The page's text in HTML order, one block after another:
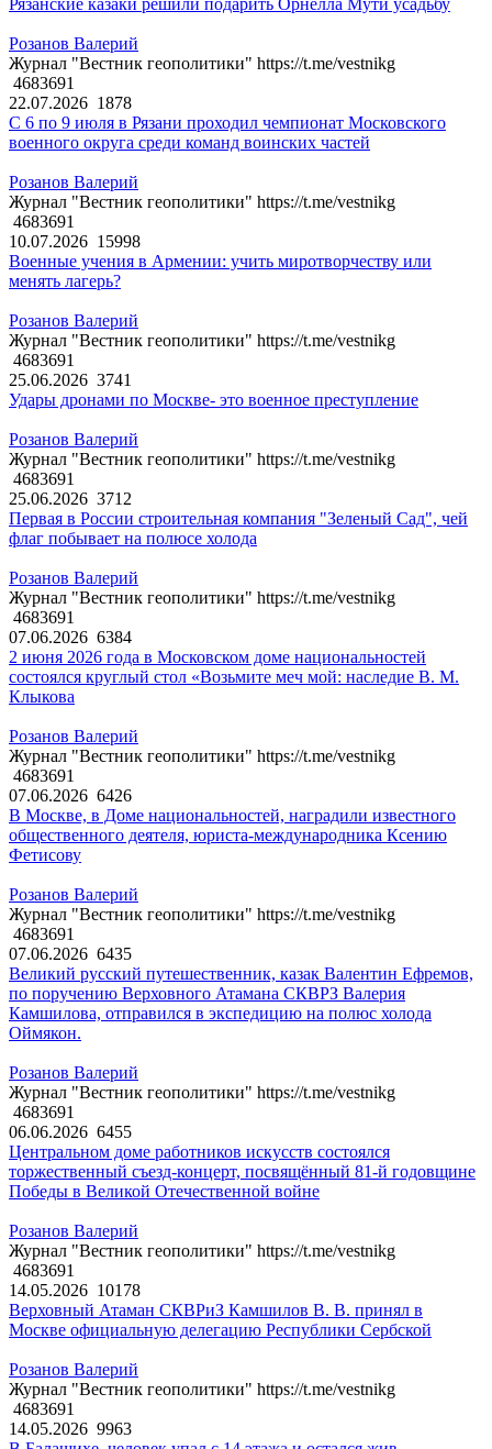
Рязанские казаки решили подарить Орнелла Мути усадьбу
Розанов Валерий
Журнал "Вестник геополитики" https://t.me/vestnikg
4683691
22.07.2026 1878
С 6 по 9 июля в Рязани проходил чемпионат Московского
военного округа среди команд воинских частей
Розанов Валерий
Журнал "Вестник геополитики" https://t.me/vestnikg
4683691
10.07.2026 15998
Военные учения в Армении: учить миротворчеству или
менять лагерь?
Розанов Валерий
Журнал "Вестник геополитики" https://t.me/vestnikg
4683691
25.06.2026 3741
Удары дронами по Москве- это военное преступление
Розанов Валерий
Журнал "Вестник геополитики" https://t.me/vestnikg
4683691
25.06.2026 3712
Первая в России строительная компания "Зеленый Сад", чей
флаг побывает на полюсе холода
Розанов Валерий
Журнал "Вестник геополитики" https://t.me/vestnikg
4683691
07.06.2026 6384
2 июня 2026 года в Московском доме национальностей
состоялся круглый стол «Возьмите меч мой: наследие В. М.
Клыкова
Розанов Валерий
Журнал "Вестник геополитики" https://t.me/vestnikg
4683691
07.06.2026 6426
В Москве, в Доме национальностей, наградили известного
общественного деятеля, юриста-международника Ксению
Фетисову
Розанов Валерий
Журнал "Вестник геополитики" https://t.me/vestnikg
4683691
07.06.2026 6435
Великий русский путешественник, казак Валентин Ефремов,
по поручению Верховного Атамана СКВРЗ Валерия
Камшилова, отправился в экспедицию на полюс холода
Оймякон.
Розанов Валерий
Журнал "Вестник геополитики" https://t.me/vestnikg
4683691
06.06.2026 6455
Центральном доме работников искусств состоялся
торжественный съезд-концерт, посвящённый 81-й годовщине
Победы в Великой Отечественной войне
Розанов Валерий
Журнал "Вестник геополитики" https://t.me/vestnikg
4683691
14.05.2026 10178
Верховный Атаман СКВРиЗ Камшилов В. В. принял в
Москве официальную делегацию Республики Сербской
Розанов Валерий
Журнал "Вестник геополитики" https://t.me/vestnikg
4683691
14.05.2026 9963